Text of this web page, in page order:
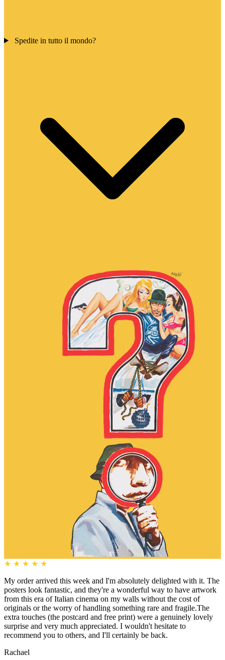
Spedite in tutto il mondo?
★ ★ ★ ★ ★
My order arrived this week and I'm absolutely delighted with it. The
posters look fantastic, and they're a wonderful way to have artwork
from this era of Italian cinema on my walls without the cost of
originals or the worry of handling something rare and fragile.The
extra touches (the postcard and free print) were a genuinely lovely
surprise and very much appreciated. I wouldn't hesitate to
recommend you to others, and I'll certainly be back.
Rachael